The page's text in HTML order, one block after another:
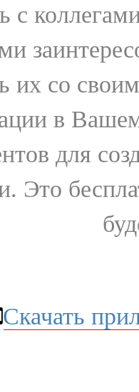
с
их со
в
для
Это
Скачать